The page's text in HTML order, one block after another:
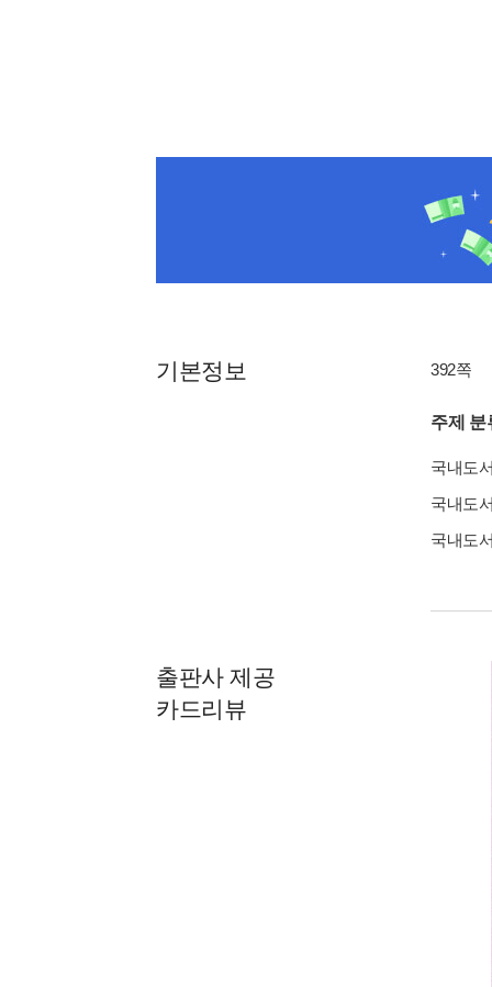
기본정보 392쪽
주제 분
국내도
국내도
국내도
출판사 제공
카드리뷰